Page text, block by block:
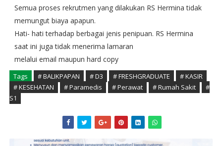
Semua proses rekrutmen yang dilakukan RS Hermina tidak
memungut biaya apapun.
Hati- hati terhadap berbagai jenis penipuan. RS Hermina
saat ini juga tidak menerima lamaran
melalui email maupun hard copy
Tags # BALIKPAPAN # D3 # FRESHGRADUATE
# KASIR
# KESEHATAN
# Paramedis # Perawat # Rumah Sakit
#
S1